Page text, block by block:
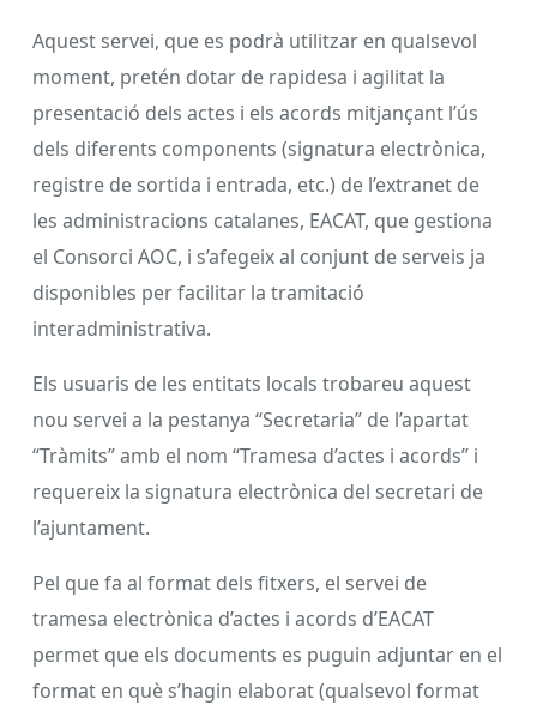
Aquest servei, que es podrà utilitzar en qualsevol
moment, pretén dotar de rapidesa i agilitat la
presentació dels actes i els acords mitjançant l’ús
dels diferents components (signatura electrònica,
registre de sortida i entrada, etc.) de l’extranet de
les administracions catalanes, EACAT, que gestiona
el Consorci AOC, i s’afegeix al conjunt de serveis ja
disponibles per facilitar la tramitació
interadministrativa.
Els usuaris de les entitats locals trobareu aquest
nou servei a la pestanya “Secretaria” de l’apartat
“Tràmits” amb el nom “Tramesa d’actes i acords” i
requereix la signatura electrònica del secretari de
l’ajuntament.
Pel que fa al format dels fitxers, el servei de
tramesa electrònica d’actes i acords d’EACAT
permet que els documents es puguin adjuntar en el
format en què s’hagin elaborat (qualsevol format